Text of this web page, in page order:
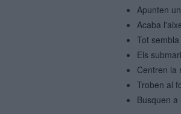
Apunten
Acaba
Tot
Els
Centren la
Troben al
Busquen